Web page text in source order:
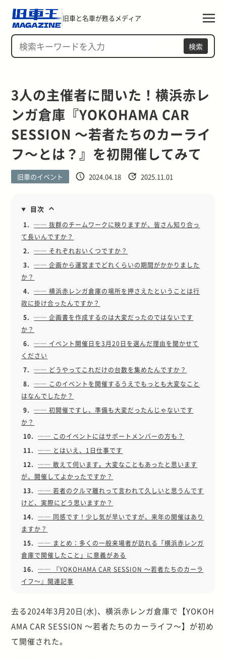
旧車と名車が甦るメディア
検索
3人の主催者に聞いた！横浜赤レ
ンガ倉庫『YOKOHAMA CAR
SESSION ～若者たちのカーライ
フ～とは？』を初開催してみて
旧車のイベント 2024.04.18 2025.11.01
目次
1.
── 抜群のチームワークに映りますが、皆さん知り合っ
て長いんですか？
2.
── それぞれおいくつですか？
3.
── 企画から運営までどれくらいの期間がかかりました
か？
4.
── 横浜赤レンガ倉庫の場所を押さえたということは行
政に掛け合ったんですか？
5.
── 企画書を作成するのは大変だったのではないです
か？
6.
── イベント開催日を3月20日を選んだ理由を聞かせて
ください
7.
── どうやってこれだけの台数を集めたんですか？
8.
── このイベントを開催するうえでもっとも大変なこと
はなんでしたか？
9.
── 初開催ですし、準備も大変だったんじゃないです
か？
10.
── このイベントにはサポートメンバーの方も？
11.
── とはいえ、1日仕事です
12.
── 敢えて伺います。大変なこともあったと思います
が、開催してよかったですか？
13.
── 若者のクルマ離れって言われて久しいと思うんです
けど、実際にどう思いますか？
14.
── 同感です！少し気が早いですが、来年の開催はあり
ますか？
15.
── まとめ：多くの一般来場者が訪れる「横浜赤レンガ
倉庫で開催したこと」に意義がある
16.
── 『YOKOHAMA CAR SESSION ～若者たちのカーラ
イフ～』関連記事
去る2024年3月20日(水)、横浜赤レンガ倉庫で【YOKOH
AMA CAR SESSION ～若者たちのカーライフ～】が初め
て開催された。